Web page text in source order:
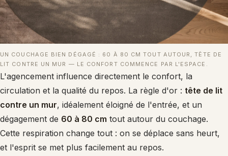
UN COUCHAGE BIEN DÉGAGÉ : 60 À 80 CM TOUT AUTOUR, TÊTE DE
LIT CONTRE UN MUR — LE CONFORT COMMENCE PAR L'ESPACE.
L'agencement influence directement le confort, la
circulation et la qualité du repos. La règle d'or : tête de lit
contre un mur, idéalement éloigné de l'entrée, et un
dégagement de 60 à 80 cm tout autour du couchage.
Cette respiration change tout : on se déplace sans heurt,
et l'esprit se met plus facilement au repos.